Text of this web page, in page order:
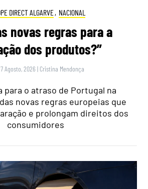
DIRECT ALGARVE, NACIONAL
novas regras para a
dos produtos?”
Agosto, 2026 | Cristina Mendonça
para o atraso de Portugal na
novas regras europeias que
e prolongam direitos dos
consumidores